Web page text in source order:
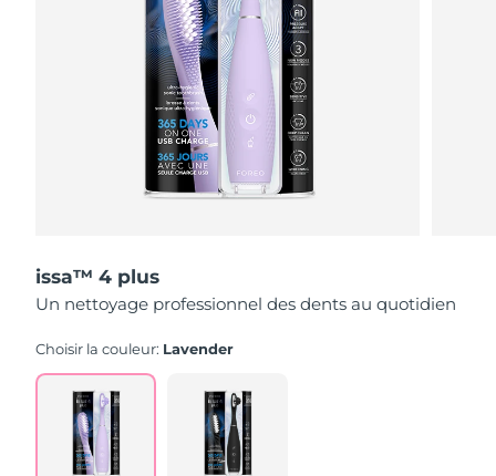
issa™ 4 plus
Un nettoyage professionnel des dents au quotidien
Choisir la couleur: Lavender